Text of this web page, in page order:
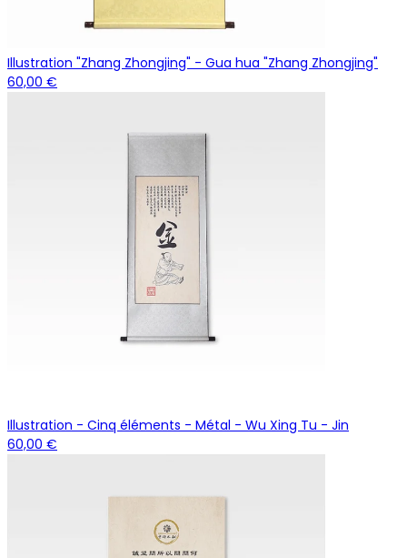
Illustration "Zhang Zhongjing" - Gua hua "Zhang Zhongjing"
60,00 €
Illustration - Cinq éléments - Métal - Wu Xing Tu - Jin
60,00 €